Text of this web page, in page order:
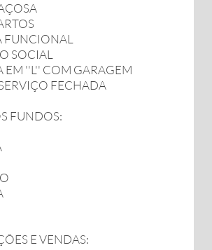
SOCIAL
EM ''L'' COM GARAGEM
FECHADA
FUNDOS:
E VENDAS: